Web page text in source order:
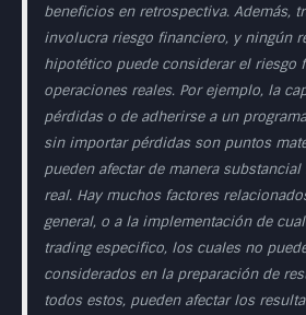
beneficios en retrospectiva. Además,
involucra riesgo financiero, y ningún
hipotético puede considerar el riesgo
operaciones reales. Por ejemplo, la
pérdidas o de adherirse a un
sin importar pérdidas son puntos
pueden afectar de manera
real. Hay muchos factores
general, o a la implementación de
trading especifico, los cuales no
considerados en la preparación de
todos estos, pueden afectar los